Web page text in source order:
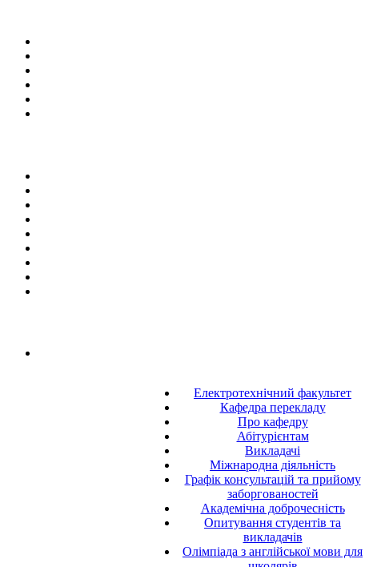
Електротехнічний факультет
Кафедра перекладу
Про кафедру
Абітурієнтам
Викладачі
Міжнародна діяльність
Графік консультацій та прийому
заборгованостей
Академічна доброчесність
Опитування студентів та
викладачів
Олімпіада з англійської мови для